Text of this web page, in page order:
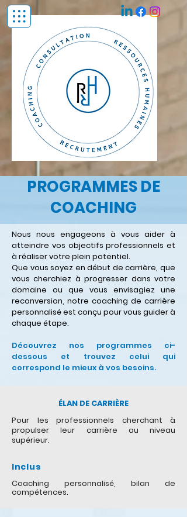
PROGRAMMES DE
COACHING
Nous nous engageons à vous aider à
atteindre vos objectifs professionnels et
à réaliser votre plein potentiel.
Que vous soyez en début de carrière, que
vous cherchiez à progresser dans votre
domaine ou que vous envisagiez une
reconversion, notre coaching de carrière
personnalisé est conçu pour vous guider à
chaque étape.
Découvrez nos programmes ci-
dessous et trouvez celui qui
correspond le mieux à vos besoins.
ÉLAN DE CARRIÈRE
Pour les professionnels cherchant à
propulser leur carrière au niveau
supérieur.
Inclus
Coaching personnalisé, bilan de
compétences.